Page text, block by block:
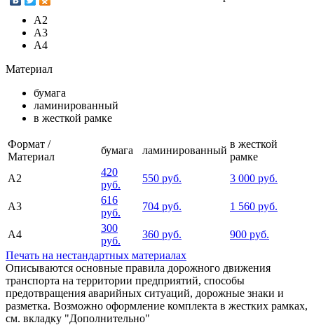
А2
А3
А4
Материал
бумага
ламинированный
в жесткой рамке
Формат /
Материал
бумага ламинированный
в жесткой
рамке
А2
420
руб.
550 руб. 3 000 руб.
А3
616
руб.
704 руб. 1 560 руб.
А4
300
руб.
360 руб.
900 руб.
Печать на нестандартных материалах
Описываются основные правила дорожного движения
транспорта на территории предприятий, способы
предотвращения аварийных ситуаций, дорожные знаки и
разметка. Возможно оформление комплекта в жестких рамках,
см. вкладку "Дополнительно"